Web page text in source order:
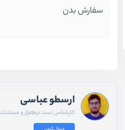
سفارش بدن
ارسطو عباسی
کارشناس تست نرم‌افزار و مستندات
دنبال کردن